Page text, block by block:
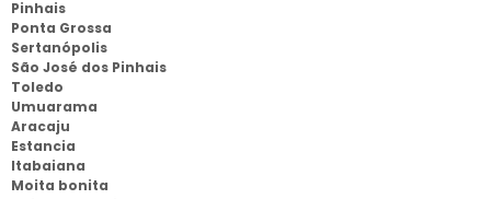
Pinhais
Ponta Grossa
Sertanópolis
São José dos Pinhais
Toledo
Umuarama
Aracaju
Estancia
Itabaiana
Moita bonita